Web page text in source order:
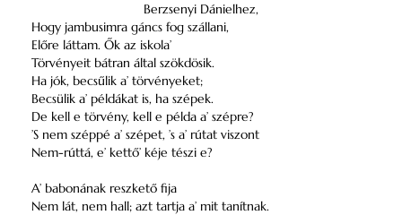
Berzsenyi Dánielhez,
Hogy jambusimra gáncs fog szállani,
Előre láttam. Ők az iskola’
Törvényeit bátran által szökdösik.
Ha jók, becsűlik a’ törvényeket;
Becsülik a’ példákat is, ha szépek.
De kell e törvény, kell e példa a’ szépre?
’S nem széppé a’ szépet, ’s a’ rútat viszont
Nem-rúttá, e’ kettő’ kéje tészi e?
A’ babonának reszkető fija
Nem lát, nem hall; azt tartja a’ mit tanítnak.